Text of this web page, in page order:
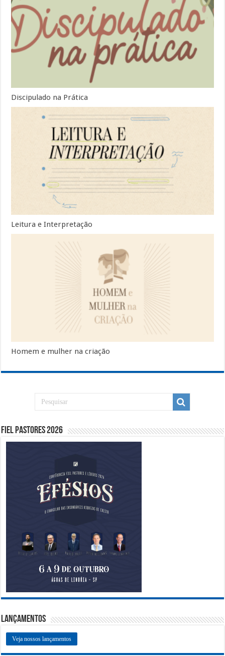
Discipulado na Prática
Leitura e Interpretação
Homem e mulher na criação
Fiel Pastores 2026
Lançamentos
Veja nossos lançamentos